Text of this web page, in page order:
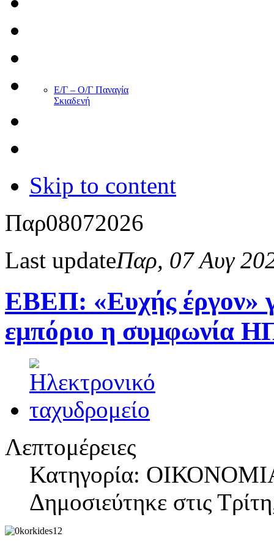
Ε/Γ – Ο/Γ Παναγία
Σκιαδενή
Skip to content
Παρ08072026
Last updateΠαρ, 07 Αυγ
ΕΒΕΠ: «Ευχής έργον»
εμπόριο η συμφωνία
Λεπτομέρειες
Κατηγορία:
Δημοσιεύτηκε στις